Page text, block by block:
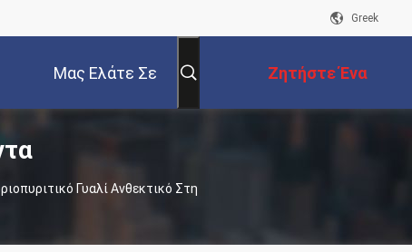
Greek
Μας Ελάτε Σε Ζητήστε Ένα
Απόσπασμα
Γυαλί Ανθεκτικό Στη